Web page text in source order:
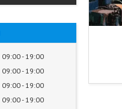
09:00 19:00
09:00 19:00
09:00 19:00
09:00 19:00